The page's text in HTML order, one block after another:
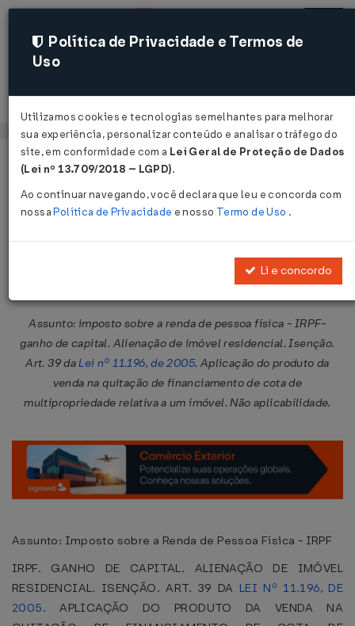
Acessar
Página Inicial Legislações
Solução de Consulta COSIT Nº 236
Assunto: imposto sobre a renda de pessoa física - IRPF-
ganho de capital. Alienação de imóvel residencial. Isenção.
Art. 39 daLei nº 11.196, de 2005. Aplicação do produto da
venda na quitação de financiamento de cota de
multipropriedade relativa a um imóvel. Não aplicabilidade.
Assunto: Imposto sobre a Renda de Pessoa Física - IRPF
IRPF. GANHO DE CAPITAL. ALIENAÇÃO DE IMÓVEL
RESIDENCIAL. ISENÇÃO. ART. 39 DA LEI Nº 11.196, DE
2005. APLICAÇÃO DO PRODUTO DA VENDA NA
Política de Privacidade e Termos de
Uso
Utilizamos cookies e tecnologias semelhantes para melhorar
sua experiência, personalizar conteúdo e analisar o tráfego do
site, em conformidade com a Lei Geral de Proteção de Dados
(Lei nº 13.709/2018 – LGPD).
Ao continuar navegando, você declara que leu e concorda com
nossaPolítica de Privacidade e nosso Termo de Uso .
Li e concordo